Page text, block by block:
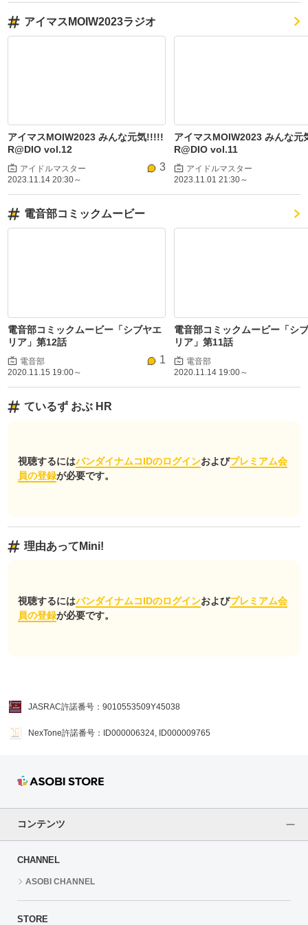
アイマスMOIW2023ラジオ
アイマスMOIW2023 みんな元気!!!!!
R@DIO vol.12
アイドルマスター 3
2023.11.14 20:30～
アイマスMOIW2023 みんな
R@DIO vol.11
アイドルマスター
2023.11.01 21:30～
電音部コミックムービー
電音部コミックムービー「シブヤエ
リア」第12話
電音部 1
2020.11.15 19:00～
電音部コミックムービー「シ
リア」第11話
電音部
2020.11.14 19:00～
ているず おぶ HR
視聴するにはバンダイナムコIDのログインおよびプレミアム会
員の登録が必要です。
理由あってMini!
視聴するにはバンダイナムコIDのログインおよびプレミアム会
員の登録が必要です。
JASRAC許諾番号：9010553509Y45038
NexTone許諾番号：ID000006324, ID000009765
コンテンツ
CHANNEL
ASOBI CHANNEL
STORE